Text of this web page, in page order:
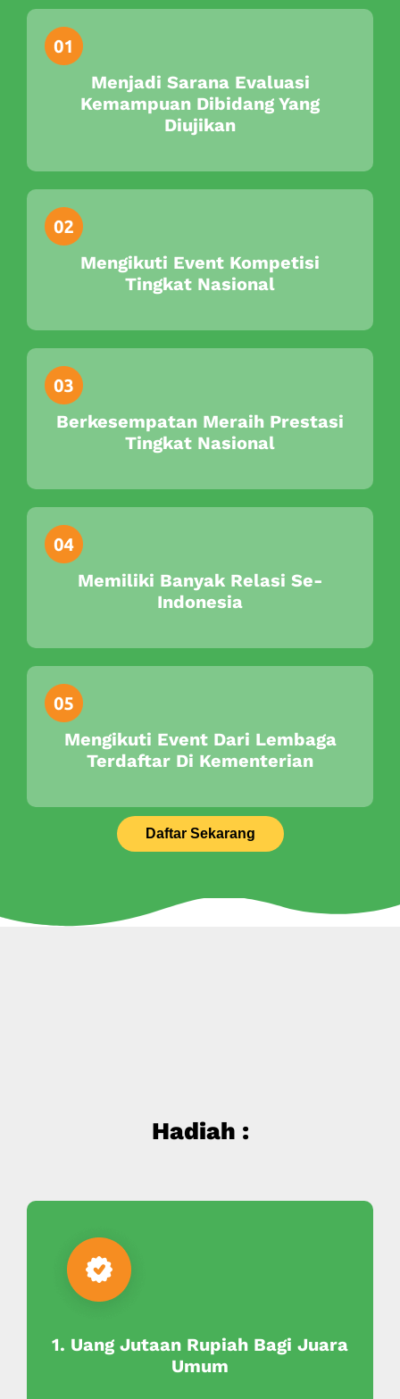
Menjadi Sarana Evaluasi
Kemampuan Dibidang Yang
Diujikan
Mengikuti Event Kompetisi
Tingkat Nasional
Berkesempatan Meraih Prestasi
Tingkat Nasional
Memiliki Banyak Relasi Se-
Indonesia
Mengikuti Event Dari Lembaga
Terdaftar Di Kementerian
Daftar Sekarang
Hadiah :
1. Uang Jutaan Rupiah Bagi Juara
Umum